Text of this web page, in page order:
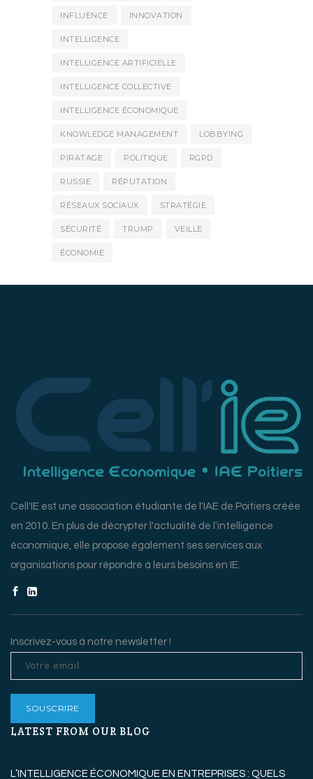
INFLUENCE INNOVATION
INTELLIGENCE
INTELLIGENCE ARTIFICIELLE
INTELLIGENCE COLLECTIVE
INTELLIGENCE ÉCONOMIQUE
KNOWLEDGE MANAGEMENT LOBBYING
PIRATAGE POLITIQUE RGPD
RUSSIE RÉPUTATION
RÉSEAUX SOCIAUX STRATÉGIE
SÉCURITÉ TRUMP VEILLE
ÉCONOMIE
Cell'IE est une association étudiante de l'IAE de Poitiers créée
en 2010. En plus de décrypter l'actualité de l'intelligence
économique, elle propose également ses services aux
organisations pour répondre à leurs besoins en IE.
Inscrivez-vous à notre newsletter !
LATEST FROM OUR BLOG
L’INTELLIGENCE ÉCONOMIQUE EN ENTREPRISES : QUELS